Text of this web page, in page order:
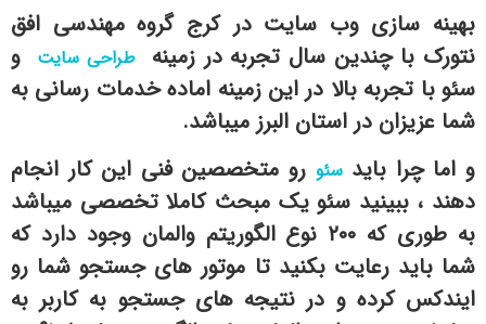
بهینه سازی وب سایت در کرج گروه مهندسی افق
نتورک با چندین سال تجربه در زمینهطراحی سایت
و
سئو با تجربه بالا در این زمینه اماده خدمات رسانی به
شما عزیزان در استان البرز میباشد.
و اما چرا بایدسئو رو متخصصین فنی این کار انجام
دهند ، ببینید سئو یک مبحث کاملا تخصصی میباشد
به طوری که ۲۰۰ نوع الگوریتم والمان وجود دارد که
شما باید رعایت بکنید تا موتور های جستجو شما رو
ایندکس کرده و در نتیجه های جستجو به کاربر به